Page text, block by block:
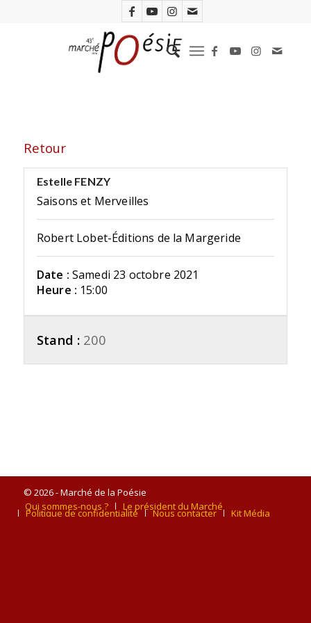
Retour
Estelle FENZY
Saisons et Merveilles
Robert Lobet-Éditions de la Margeride
Date : Samedi 23 octobre 2021
Heure : 15:00
Stand : 200
© 2026 - Marché de la Poésie
Qui sommes-nous ?
Le président du Marché
Politique de confidentialité Nous contacter Kit Média